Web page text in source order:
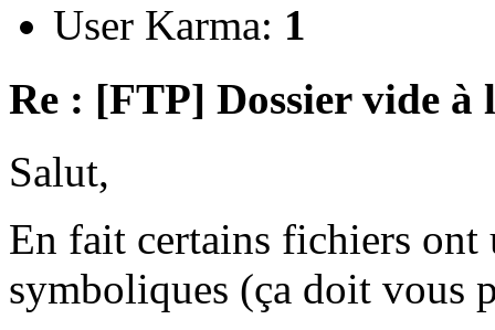
User Karma: 1
Re : [FTP] Dossier vide à
Salut,
En fait certains fichiers ont
symboliques (ça doit